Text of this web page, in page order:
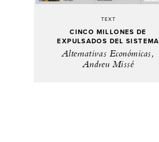
TEXT
CINCO MILLONES DE
EXPULSADOS DEL SISTEMA
Alternativas Económicas,
Andreu Missé